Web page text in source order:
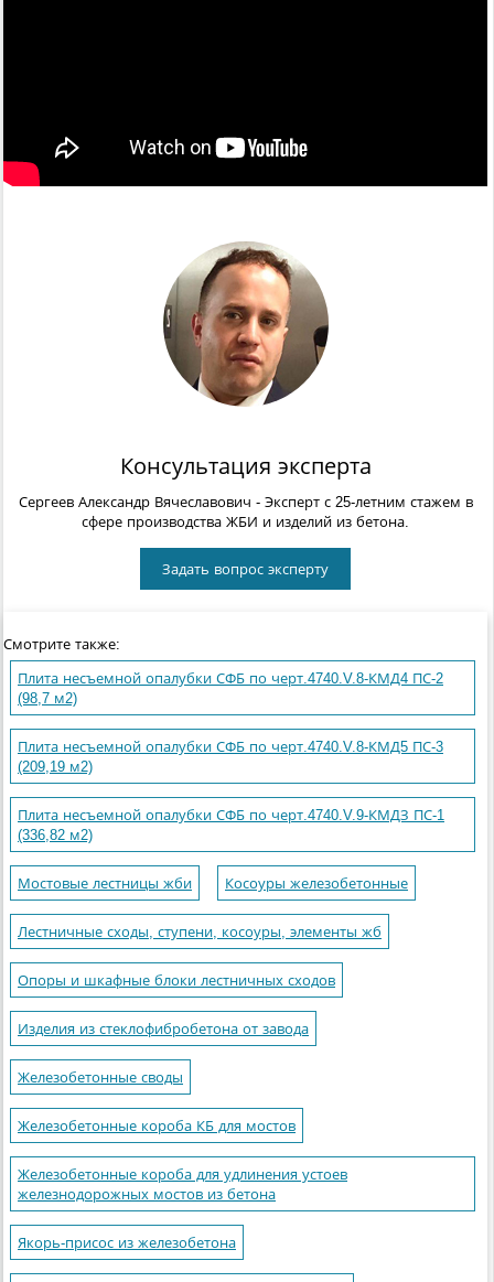
Консультация эксперта
Сергеев Александр Вячеславович - Эксперт с 25-летним стажем в
сфере производства ЖБИ и изделий из бетона.
Задать вопрос эксперту
Смотрите также:
Плита несъемной опалубки СФБ по черт.4740.V.8-КМД4 ПС-2
(98,7 м2)
Плита несъемной опалубки СФБ по черт.4740.V.8-КМД5 ПС-3
(209,19 м2)
Плита несъемной опалубки СФБ по черт.4740.V.9-КМДЗ ПС-1
(336,82 м2)
Мостовые лестницы жби Косоуры железобетонные
Лестничные сходы, ступени, косоуры, элементы жб
Опоры и шкафные блоки лестничных сходов
Изделия из стеклофибробетона от завода
Железобетонные своды
Железобетонные короба КБ для мостов
Железобетонные короба для удлинения устоев
железнодорожных мостов из бетона
Якорь-присос из железобетона